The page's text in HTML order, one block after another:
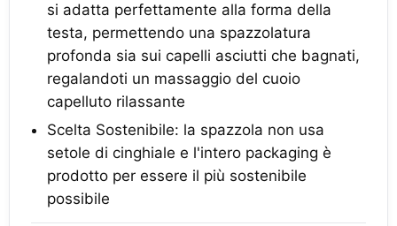
si adatta perfettamente alla forma della
testa, permettendo una spazzolatura
profonda sia sui capelli asciutti che bagnati,
regalandoti un massaggio del cuoio
capelluto rilassante
Scelta Sostenibile: la spazzola non usa
setole di cinghiale e l'intero packaging è
prodotto per essere il più sostenibile
possibile